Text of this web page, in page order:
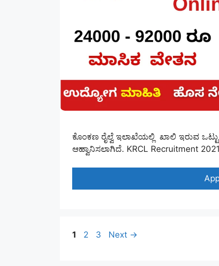
ಕೊಂಕಣ ರೈಲ್ವೆ ಇಲಾಖೆಯಲ್ಲಿ ಖಾಲಿ ಇರುವ
ಆಹ್ವಾನಿಸಲಾಗಿದೆ. KRCL Recruitment
Page
1 Page
2 Page
3 Next →